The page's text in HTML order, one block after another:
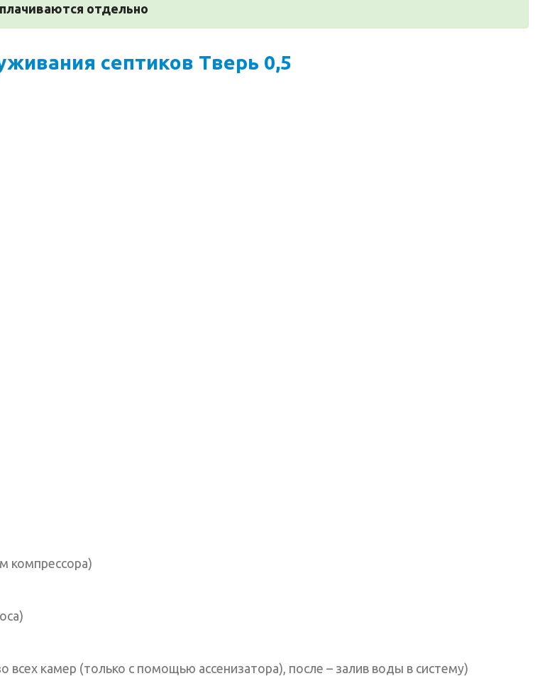
отдельно
септиков Тверь 0,5
компрессора)
всех камер (только с помощью ассенизатора), после – залив воды в систему)